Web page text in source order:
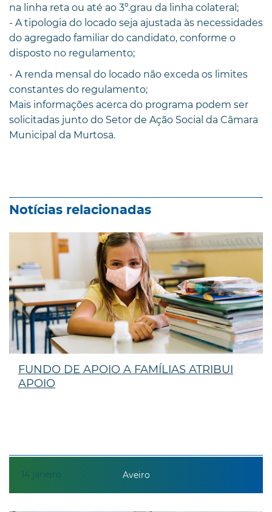
na linha reta ou até ao 3º.grau da linha colateral;
- A tipologia do locado seja ajustada às necessidades
do agregado familiar do candidato, conforme o
disposto no regulamento;
- A renda mensal do locado não exceda os limites
constantes do regulamento;
Mais informações acerca do programa podem ser
solicitadas junto do Setor de Ação Social da Câmara
Municipal da Murtosa.
Notícias relacionadas
14 janeiro
FUNDO DE APOIO A FAMÍLIAS ATRIBUI
APOIO
Aveiro